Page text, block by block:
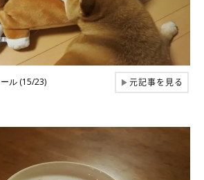
ル (15/23) ▶元記事を見る